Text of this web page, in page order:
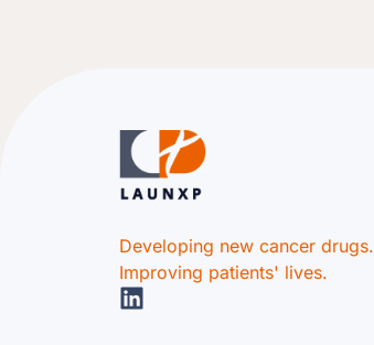
Developing new cancer drugs.
Improving patients' lives.